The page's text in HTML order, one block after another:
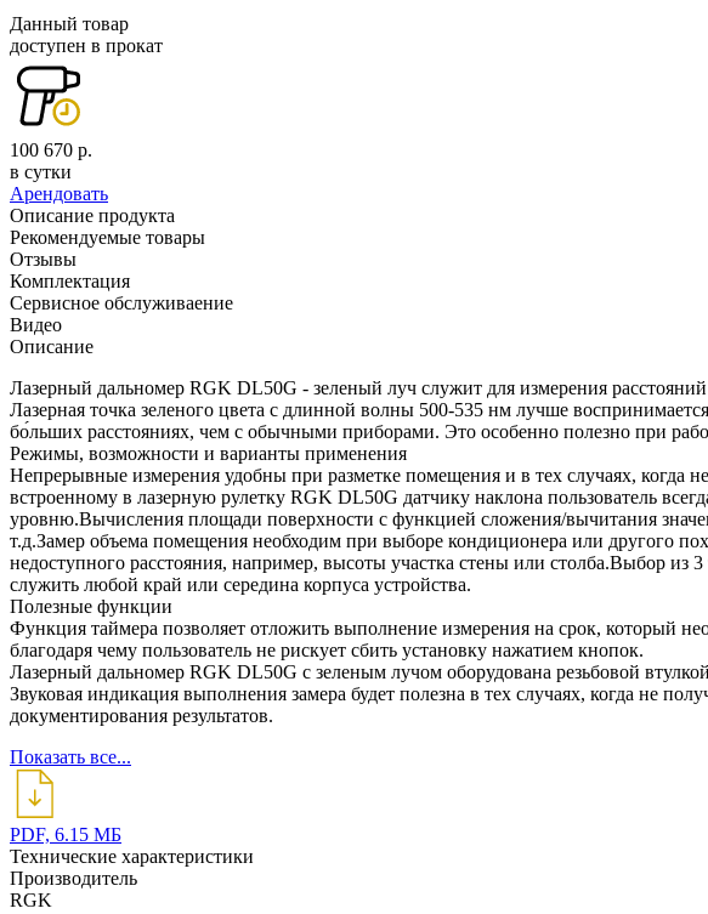
Данный товар
доступен в прокат
100 670 р.
в сутки
Арендовать
Описание продукта
Рекомендуемые товары
Отзывы
Комплектация
Сервисное обслуживаение
Видео
Описание
Лазерный дальномер RGK DL50G - зеленый луч служит для измерения
Лазерная точка зеленого цвета с длинной волны 500-535 нм лучше
бо́льших расстояниях, чем с обычными приборами. Это особенно полезно при
Режимы, возможности и варианты применения
Непрерывные измерения удобны при разметке помещения и в тех случаях, когда
встроенному в лазерную рулетку RGK DL50G датчику наклона пользователь
уровню.Вычисления площади поверхности с функцией сложения/вычитания
т.д.Замер объема помещения необходим при выборе кондиционера или другого
недоступного расстояния, например, высоты участка стены или столба.Выбор
служить любой край или середина корпуса устройства.
Полезные функции
Функция таймера позволяет отложить выполнение измерения на срок, который
благодаря чему пользователь не рискует сбить установку нажатием кнопок.
Лазерный дальномер RGK DL50G с зеленым лучом оборудована резьбовой
Звуковая индикация выполнения замера будет полезна в тех случаях, когда не
документирования результатов.
Показать все...
PDF, 6.15 МБ
Технические характеристики
Производитель
RGK